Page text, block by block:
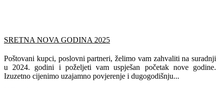
SRETNA NOVA GODINA 2025
Poštovani kupci, poslovni partneri, želimo vam zahvaliti na suradnji
u 2024. godini i poželjeti vam uspješan početak nove godine.
Izuzetno cijenimo uzajamno povjerenje i dugogodišnju...